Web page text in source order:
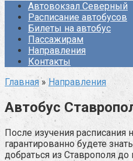
Автовокзал Северный
Расписание автобусов
Билеты на автобус
Пассажирам
Направления
Контакты
Главная » Направления
Автобус
После изучения расписания
гарантированно будете
добраться из Ставрополя